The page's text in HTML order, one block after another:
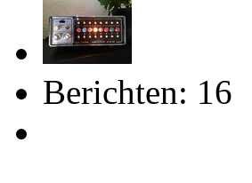
Berichten: 16